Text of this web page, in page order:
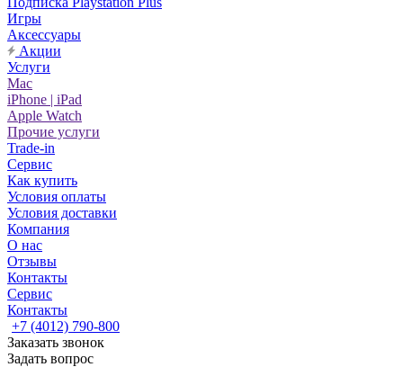
Игры
Аксессуары
Акции
Услуги
Mac
iPhone | iPad
Apple Watch
Прочие услуги
Trade-in
Сервис
Как купить
Условия оплаты
Условия доставки
Компания
О нас
Отзывы
Контакты
Сервис
Контакты
+7 (4012) 790-800
Заказать звонок
Задать вопрос